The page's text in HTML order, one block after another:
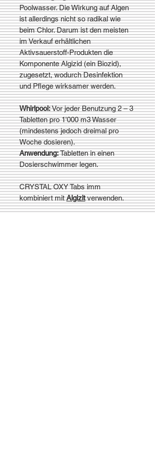
Poolwasser. Die Wirkung auf Algen
ist allerdings nicht so radikal wie
beim Chlor. Darum ist den meisten
im Verkauf erhältlichen
Aktivsauerstoff-Produkten die
Komponente Algizid (ein Biozid),
zugesetzt, wodurch Desinfektion
und Pflege wirksamer werden.
Whirlpool:Vor jeder Benutzung 2 – 3
Tabletten pro 1'000 m3 Wasser
(mindestens jedoch dreimal pro
Woche dosieren).
Anwendung:Tabletten in einen
Dosierschwimmer legen.
CRYSTAL OXY Tabs imm
kombiniert mitAlgizitverwenden.